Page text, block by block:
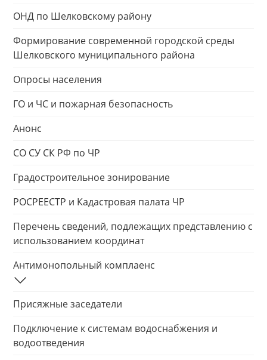
ОНД по Шелковскому району
Формирование современной городской среды
Шелковского муниципального района
Опросы населения
ГО и ЧС и пожарная безопасность
Анонс
СО СУ СК РФ по ЧР
Градостроительное зонирование
РОСРЕЕСТР и Кадастровая палата ЧР
Перечень сведений, подлежащих представлению с
использованием координат
Антимонопольный комплаенс
Присяжные заседатели
Подключение к системам водоснабжения и
водоотведения